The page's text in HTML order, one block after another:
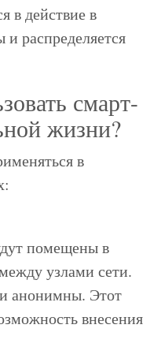
в действие в
распределяется
смарт-
жизни?
в
помещены в
узлами сети.
анонимны. Этот
внесения